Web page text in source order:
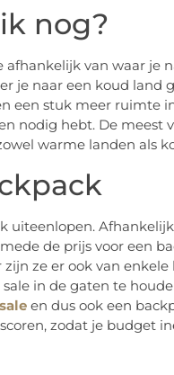
nog?
van waar je
je naar een koud land
een stuk meer ruimte
nodig hebt. De meest
warme landen als
uiteenlopen.
de prijs voor een
ze er ook van enkele
in de gaten te
en dus ook een
zodat je budget